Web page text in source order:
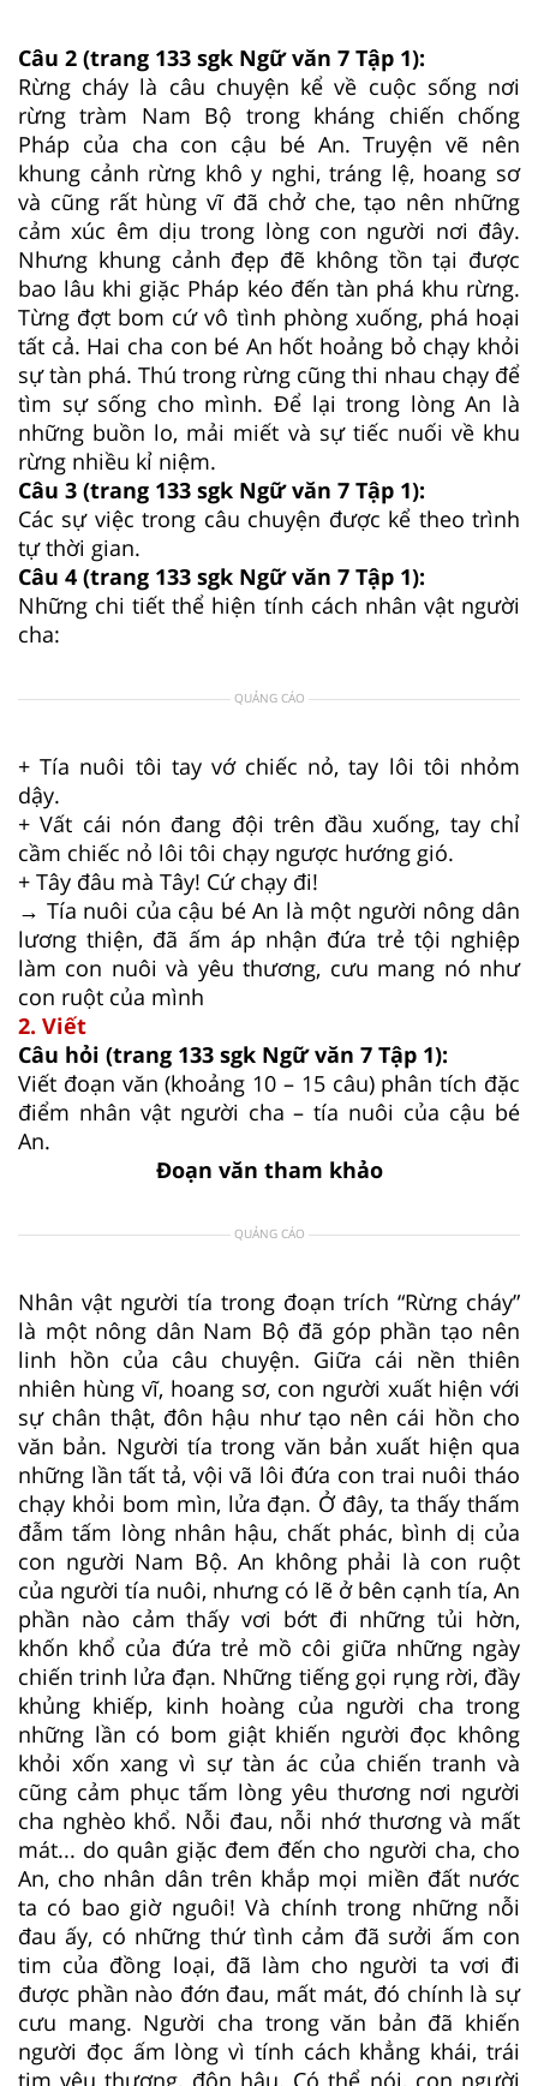
Câu 2 (trang 133 sgk Ngữ văn 7 Tập 1):
Rừng cháy là câu chuyện kể về cuộc sống nơi
rừng tràm Nam Bộ trong kháng chiến chống
Pháp của cha con cậu bé An. Truyện vẽ nên
khung cảnh rừng khô y nghi, tráng lệ, hoang sơ
và cũng rất hùng vĩ đã chở che, tạo nên những
cảm xúc êm dịu trong lòng con người nơi đây.
Nhưng khung cảnh đẹp đẽ không tồn tại được
bao lâu khi giặc Pháp kéo đến tàn phá khu rừng.
Từng đợt bom cứ vô tình phòng xuống, phá hoại
tất cả. Hai cha con bé An hốt hoảng bỏ chạy khỏi
sự tàn phá. Thú trong rừng cũng thi nhau chạy để
tìm sự sống cho mình. Để lại trong lòng An là
những buồn lo, mải miết và sự tiếc nuối về khu
rừng nhiều kỉ niệm.
Câu 3 (trang 133 sgk Ngữ văn 7 Tập 1):
Các sự việc trong câu chuyện được kể theo trình
tự thời gian.
Câu 4 (trang 133 sgk Ngữ văn 7 Tập 1):
Những chi tiết thể hiện tính cách nhân vật người
cha:
QUẢNG CÁO
+ Tía nuôi tôi tay vớ chiếc nỏ, tay lôi tôi nhỏm
dậy.
+ Vất cái nón đang đội trên đầu xuống, tay chỉ
cầm chiếc nỏ lôi tôi chạy ngược hướng gió.
+ Tây đâu mà Tây! Cứ chạy đi!
→ Tía nuôi của cậu bé An là một người nông dân
lương thiện, đã ấm áp nhận đứa trẻ tội nghiệp
làm con nuôi và yêu thương, cưu mang nó như
con ruột của mình
2. Viết
Câu hỏi (trang 133 sgk Ngữ văn 7 Tập 1):
Viết đoạn văn (khoảng 10 – 15 câu) phân tích đặc
điểm nhân vật người cha – tía nuôi của cậu bé
An.
Đoạn văn tham khảo
QUẢNG CÁO
Nhân vật người tía trong đoạn trích “Rừng cháy”
là một nông dân Nam Bộ đã góp phần tạo nên
linh hồn của câu chuyện. Giữa cái nền thiên
nhiên hùng vĩ, hoang sơ, con người xuất hiện với
sự chân thật, đôn hậu như tạo nên cái hồn cho
văn bản. Người tía trong văn bản xuất hiện qua
những lần tất tả, vội vã lôi đứa con trai nuôi tháo
chạy khỏi bom mìn, lửa đạn. Ở đây, ta thấy thấm
đẫm tấm lòng nhân hậu, chất phác, bình dị của
con người Nam Bộ. An không phải là con ruột
của người tía nuôi, nhưng có lẽ ở bên cạnh tía, An
phần nào cảm thấy vơi bớt đi những tủi hờn,
khốn khổ của đứa trẻ mồ côi giữa những ngày
chiến trinh lửa đạn. Những tiếng gọi rụng rời, đầy
khủng khiếp, kinh hoàng của người cha trong
những lần có bom giật khiến người đọc không
khỏi xốn xang vì sự tàn ác của chiến tranh và
cũng cảm phục tấm lòng yêu thương nơi người
cha nghèo khổ. Nỗi đau, nỗi nhớ thương và mất
mát... do quân giặc đem đến cho người cha, cho
An, cho nhân dân trên khắp mọi miền đất nước
ta có bao giờ nguôi! Và chính trong những nỗi
đau ấy, có những thứ tình cảm đã sưởi ấm con
tim của đồng loại, đã làm cho người ta vơi đi
được phần nào đớn đau, mất mát, đó chính là sự
cưu mang. Người cha trong văn bản đã khiến
người đọc ấm lòng vì tính cách khẳng khái, trái
tim yêu thương, đôn hậu. Có thể nói, con người